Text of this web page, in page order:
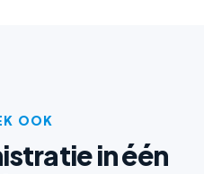
OOK
in één